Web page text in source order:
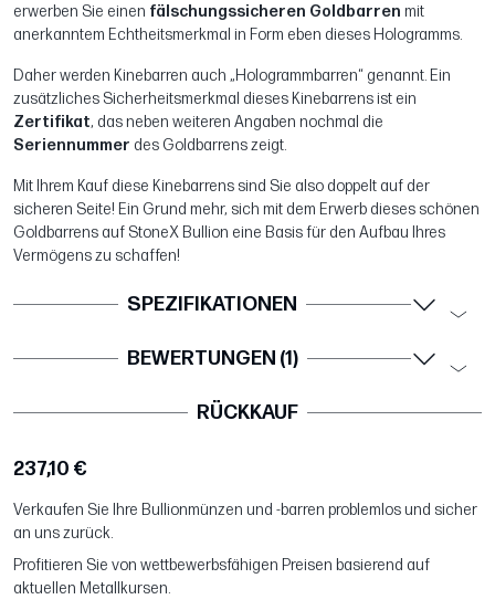
erwerben Sie einen fälschungssicheren Goldbarren mit
anerkanntem Echtheitsmerkmal in Form eben dieses Hologramms.
Daher werden Kinebarren auch „Hologrammbarren“ genannt. Ein
zusätzliches Sicherheitsmerkmal dieses Kinebarrens ist ein
Zertifikat, das neben weiteren Angaben nochmal die
Seriennummer des Goldbarrens zeigt.
Mit Ihrem Kauf diese Kinebarrens sind Sie also doppelt auf der
sicheren Seite! Ein Grund mehr, sich mit dem Erwerb dieses schönen
Goldbarrens auf StoneX Bullion eine Basis für den Aufbau Ihres
Vermögens zu schaffen!
SPEZIFIKATIONEN
BEWERTUNGEN (1)
RÜCKKAUF
237,10 €
Verkaufen Sie Ihre Bullionmünzen und -barren problemlos und sicher
an uns zurück.
Profitieren Sie von wettbewerbsfähigen Preisen basierend auf
aktuellen Metallkursen.